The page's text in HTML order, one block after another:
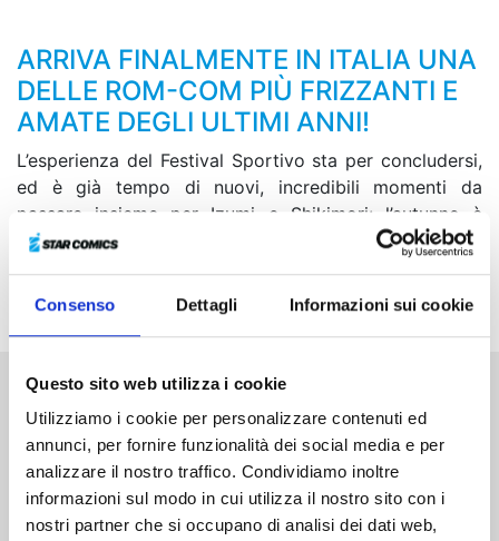
Consenso Dettagli Informazioni sui cookie
Questo sito web utilizza i cookie
Utilizziamo i cookie per personalizzare contenuti ed
annunci, per fornire funzionalità dei social media e per
analizzare il nostro traffico. Condividiamo inoltre
informazioni sul modo in cui utilizza il nostro sito con i
nostri partner che si occupano di analisi dei dati web,
ARRIVA FINALMENTE IN ITALIA UNA
DELLE ROM-COM PIÙ FRIZZANTI E
AMATE DEGLI ULTIMI ANNI!
L’esperienza del Festival Sportivo sta per concludersi,
ed è già tempo di nuovi, incredibili momenti da
passare insieme per Izumi e Shikimori: l’autunno è
ormai alle porte e, tra appuntamenti da batticuore al
occasioni per rafforzare ancora di più il loro amore!
Altri volumi della serie